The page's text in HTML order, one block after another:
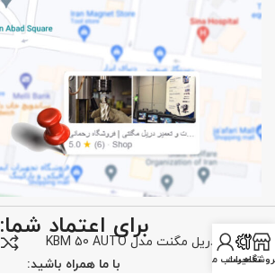
برای اعتماد شما:
با ما همراه باشید: تعمیرات
حساب من
دریل مگنت مدل KBM 50 AUTO